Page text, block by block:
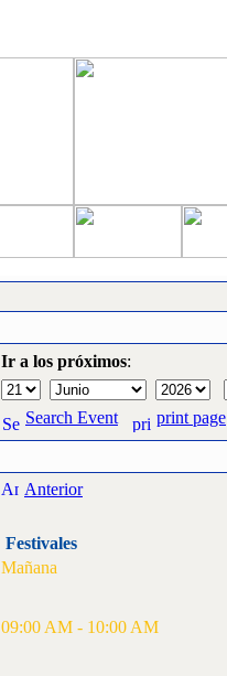
Ir a los próximos:
Search Event print page
Anterior
Festivales
Mañana
09:00 AM - 10:00 AM